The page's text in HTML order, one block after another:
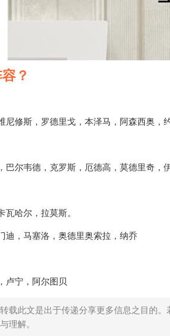
？
尼修斯，罗德里戈，本泽马，阿森西奥，
巴尔韦德，克罗斯，厄德高，莫德里奇，
瓦哈尔，拉莫斯。
迪，马塞洛，奥德里奥索拉，纳乔
卢宁，阿尔图贝
转载此文是出于传递分享更多信息之目的
理解。